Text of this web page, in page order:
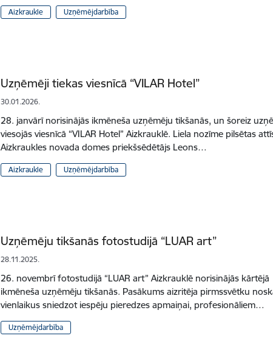
Aizkraukle Uzņēmējdarbība
Uzņēmēji tiekas viesnīcā “VILAR Hotel”
30.01.2026.
28. janvārī norisinājās ikmēneša uzņēmēju tikšanās, un šoreiz
viesojās viesnīcā “VILAR Hotel” Aizkrauklē. Liela nozīme pilsētas
Aizkraukles novada domes priekšsēdētājs Leons…
Aizkraukle Uzņēmējdarbība
Uzņēmēju tikšanās fotostudijā “LUAR art”
28.11.2025.
26. novembrī fotostudijā “LUAR art” Aizkrauklē norisinājās kārtējā
ikmēneša uzņēmēju tikšanās. Pasākums aizritēja pirmssvētku
vienlaikus sniedzot iespēju pieredzes apmaiņai, profesionāliem…
Uzņēmējdarbība